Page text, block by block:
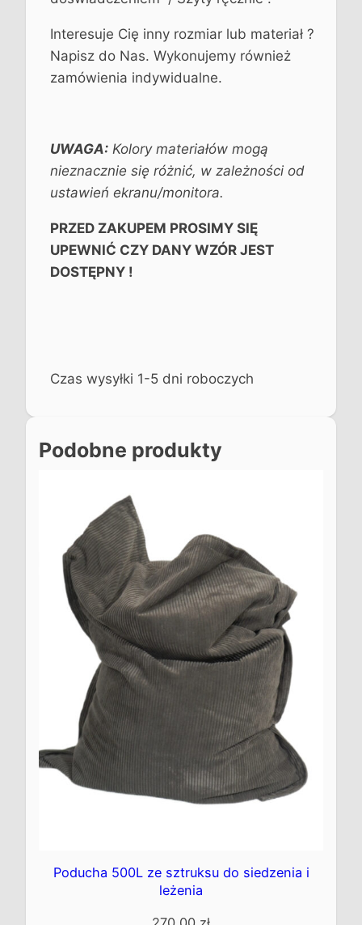
Interesuje Cię inny rozmiar lub materiał ?
Napisz do Nas. Wykonujemy również
zamówienia indywidualne.
UWAGA: Kolory materiałów mogą
nieznacznie się różnić, w zależności od
ustawień ekranu/monitora.
PRZED ZAKUPEM PROSIMY SIĘ
UPEWNIĆ CZY DANY WZÓR JEST
DOSTĘPNY !
Czas wysyłki 1-5 dni roboczych
Podobne produkty
Poducha 500L ze sztruksu do siedzenia i
leżenia